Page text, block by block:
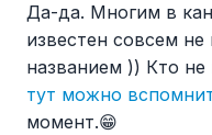
Да-да. Многим в
известен совсем
названием )) Кто
тут можно
момент.😁